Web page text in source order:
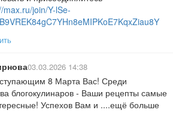
max.ru/join/Y-lSe-
03.03.2026 14:38
8 Марта Вас! Среди
блогокулинаров - Ваши рецепты самые
Успехов Вам и ....ещё больше